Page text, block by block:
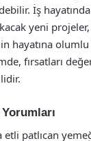
İş
yeni
hayatına olumlu
fırsatları
patlıcan